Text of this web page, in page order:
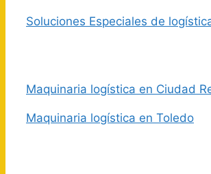
Soluciones Especiales de
Maquinaria logística en Ciudad
Maquinaria logística en Toledo